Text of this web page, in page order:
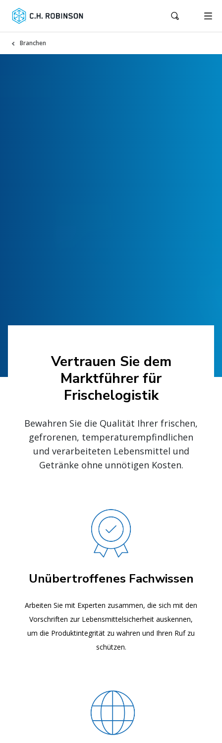
Branchen
Vertrauen Sie dem
Marktführer für
Frischelogistik
Bewahren Sie die Qualität Ihrer frischen,
gefrorenen, temperaturempfindlichen
und verarbeiteten Lebensmittel und
Getränke ohne unnötigen Kosten.
Unübertroffenes Fachwissen
Arbeiten Sie mit Experten zusammen, die sich mit den
Vorschriften zur Lebensmittelsicherheit auskennen,
um die Produktintegrität zu wahren und Ihren Ruf zu
schützen.